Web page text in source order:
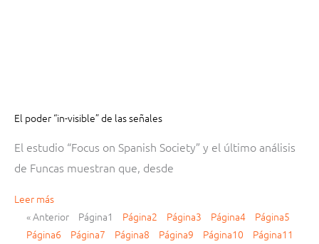
El poder “in-visible” de las señales
El estudio “Focus on Spanish Society” y el último análisis
de Funcas muestran que, desde
Leer más
« Anterior
Página1 Página2 Página3 Página4 Página5
Página6 Página7 Página8 Página9 Página10 Página11